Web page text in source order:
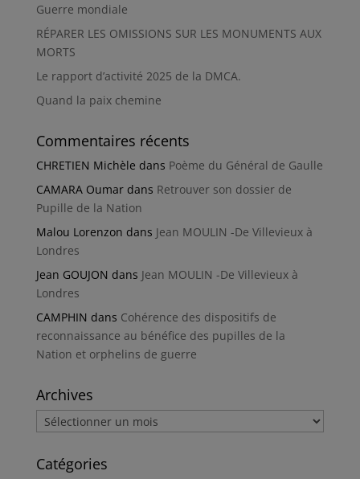
Guerre mondiale
RÉPARER LES OMISSIONS SUR LES MONUMENTS AUX
MORTS
Le rapport d’activité 2025 de la DMCA.
Quand la paix chemine
Commentaires récents
CHRETIEN Michèle dans Poème du Général de Gaulle
CAMARA Oumardans Retrouver son dossier de
Pupille de la Nation
Malou Lorenzon dans Jean MOULIN -De Villevieux à
Londres
Jean GOUJON dans Jean MOULIN -De Villevieux à
Londres
CAMPHIN dans Cohérence des dispositifs de
reconnaissance au bénéfice des pupilles de la
Nation et orphelins de guerre
Archives
Archives
Catégories